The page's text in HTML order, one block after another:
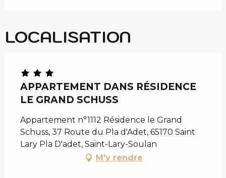
LOCALISATION
APPARTEMENT DANS RÉSIDENCE
LE GRAND SCHUSS
Appartement n°1112 Résidence le Grand
Schuss, 37 Route du Pla d'Adet, 65170 Saint
Lary Pla D'adet, Saint-Lary-Soulan
M'y rendre